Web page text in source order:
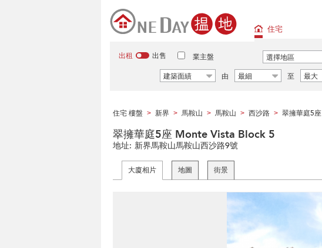
住宅
出租 出售 業主盤 選擇地區
建築面績
由 最細 至 最大
住宅 樓盤 > 新界 > 馬鞍山 > 馬鞍山 > 西沙路 > 翠擁華庭5座
翠擁華庭5座 Monte Vista Block 5
地址: 新界馬鞍山馬鞍山西沙路9號
大廈相片 地圖 街景